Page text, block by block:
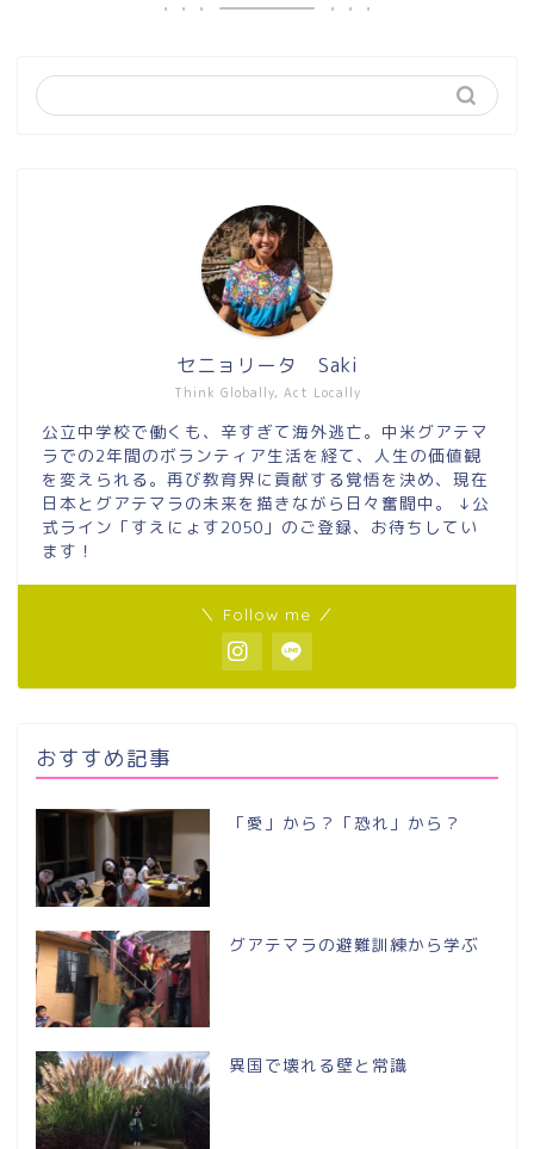
Think Globally, Act Locally
セニョリータ Saki
公立中学校で働くも、辛すぎて海外逃亡。中米グアテマ
ラでの2年間のボランティア生活を経て、人生の価値観
を変えられる。再び教育界に貢献する覚悟を決め、現在
日本とグアテマラの未来を描きながら日々奮闘中。 ↓公
式ライン「すえにょす2050」のご登録、お待ちしてい
ます！
＼ Follow me ／
おすすめ記事
「愛」から？「恐れ」から？
グアテマラの避難訓練から学ぶ
異国で壊れる壁と常識